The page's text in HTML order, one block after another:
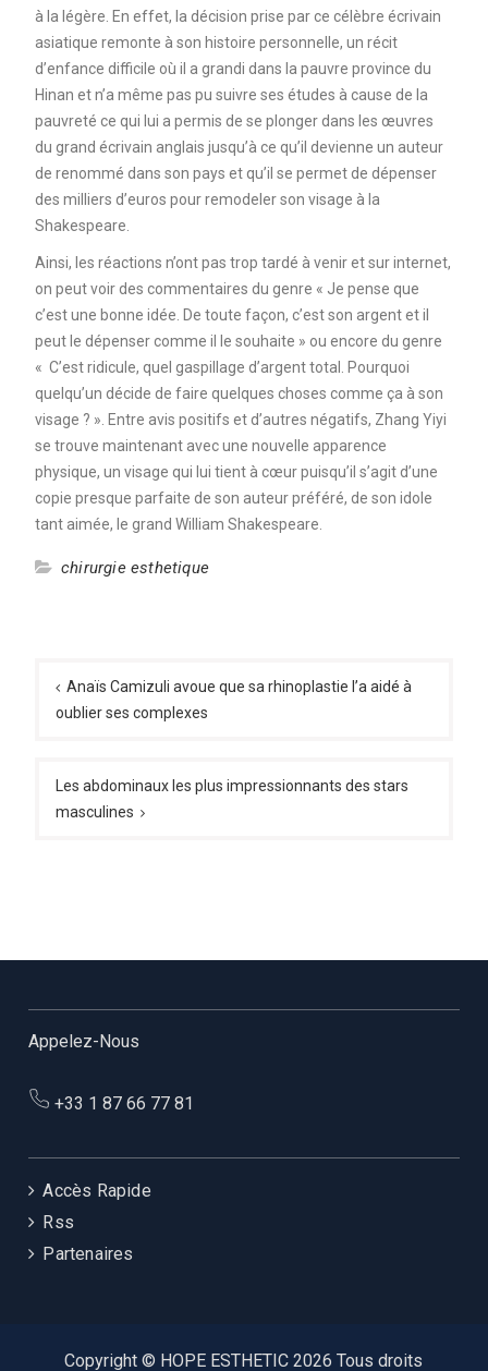
à la légère. En effet, la décision prise par ce célèbre écrivain
asiatique remonte à son histoire personnelle, un récit
d’enfance difficile où il a grandi dans la pauvre province du
Hinan et n’a même pas pu suivre ses études à cause de la
pauvreté ce qui lui a permis de se plonger dans les œuvres
du grand écrivain anglais jusqu’à ce qu’il devienne un auteur
de renommé dans son pays et qu’il se permet de dépenser
des milliers d’euros pour remodeler son visage à la
Shakespeare.
Ainsi, les réactions n’ont pas trop tardé à venir et sur internet,
on peut voir des commentaires du genre « Je pense que
c’est une bonne idée. De toute façon, c’est son argent et il
peut le dépenser comme il le souhaite » ou encore du genre
« C’est ridicule, quel gaspillage d’argent total. Pourquoi
quelqu’un décide de faire quelques choses comme ça à son
visage ? ». Entre avis positifs et d’autres négatifs, Zhang Yiyi
se trouve maintenant avec une nouvelle apparence
physique, un visage qui lui tient à cœur puisqu’il s’agit d’une
copie presque parfaite de son auteur préféré, de son idole
tant aimée, le grand William Shakespeare.
chirurgie esthetique
de
l’article
Anaïs Camizuli avoue que sa rhinoplastie l’a aidé à
oublier ses complexes
Les abdominaux les plus impressionnants des stars
masculines
Appelez-Nous
+33 1 87 66 77 81
Accès Rapide
Rss
Partenaires
Copyright © HOPE ESTHETIC 2026 Tous droits